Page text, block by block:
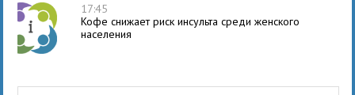
17:45
Кофе снижает риск инсульта среди женского
населения